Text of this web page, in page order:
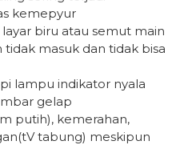
kemepyur
biru atau semut main
tidak masuk dan tidak bisa
lampu indikator nyala
gelap
putih), kemerahan,
tabung) meskipun